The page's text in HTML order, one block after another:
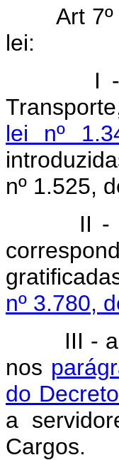
Art 7º -
lei:
I - os
lei nº
nº 1.525,
II - os
nº 3.780,
III - as
nos
do
a
Cargos.